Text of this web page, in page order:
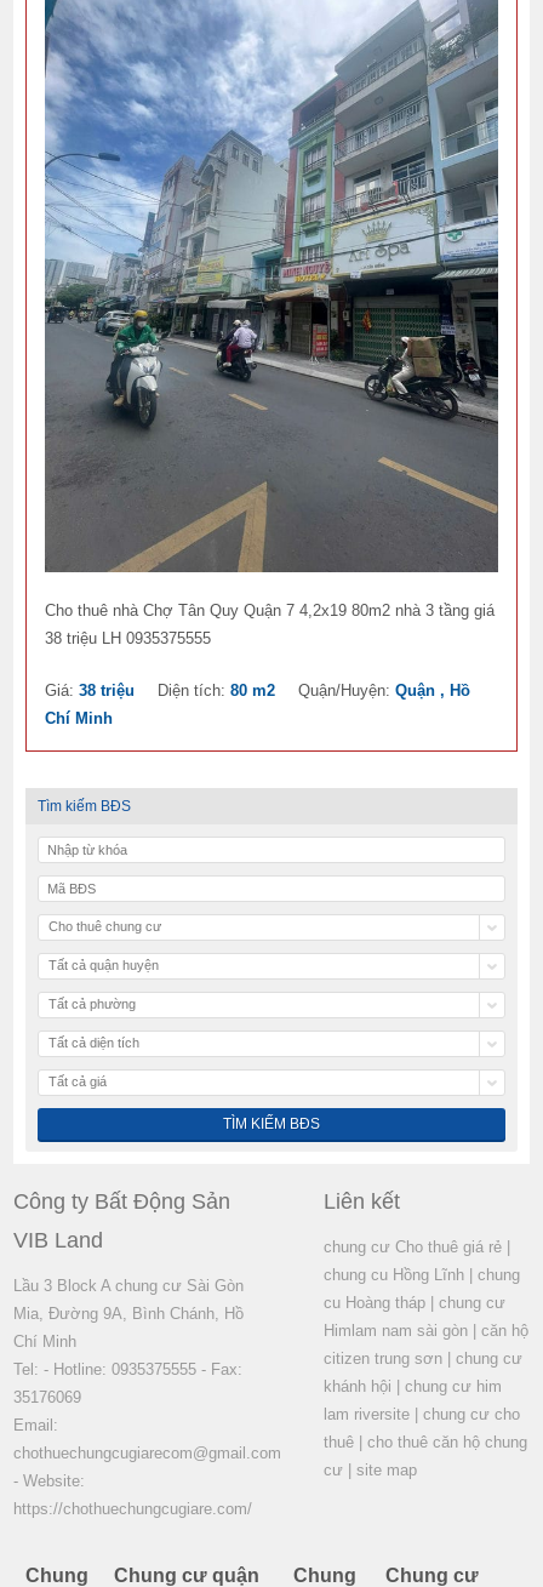
Cho thuê nhà Chợ Tân Quy Quận 7 4,2x19 80m2 nhà 3 tầng giá
38 triệu LH 0935375555
Giá:38 triệu Diện tích:80 m2 Quận/Huyện:Quận , Hồ
Chí Minh
Tìm kiếm BĐS
Cho thuê chung cư
Tất cả quận huyện
Tất cả phường
Tất cả diện tích
Tất cả giá
Công ty Bất Động Sản
VIB Land
Lầu 3 Block A chung cư Sài Gòn
Mia, Đường 9A, Bình Chánh, Hồ
Chí Minh
Tel: - Hotline: 0935375555 - Fax:
35176069
Email:
chothuechungcugiarecom@gmail.com
- Website:
https://chothuechungcugiare.com/
Liên kết
chung cư Cho thuê giá rẻ|
chung cu Hồng Lĩnh| chung
cu Hoàng tháp| chung cư
Himlam nam sài gòn| căn hộ
citizen trung sơn| chung cư
khánh hội
chung cư him
lam riversite| chung cư cho
thuê| cho thuê căn hộ chung
cư| site map
Chung Chung cư quận Chung Chung cư